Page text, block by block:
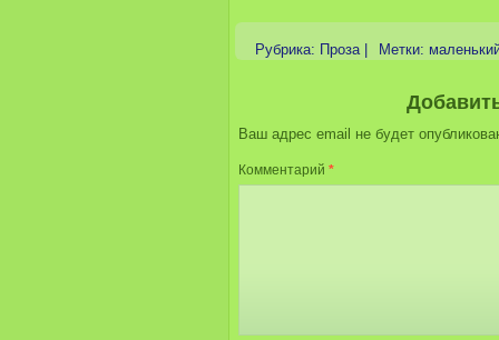
Рубрика: Проза| Метки:
Ваш адрес email не будет
Комментарий *